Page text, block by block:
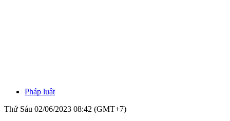
Pháp luật
Thứ Sáu 02/06/2023 08:42 (GMT+7)